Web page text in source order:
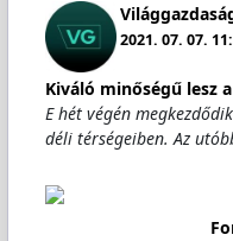
2021. 07. 07.
Kiváló minőségű lesz
E hét végén
déli térségeiben. Az